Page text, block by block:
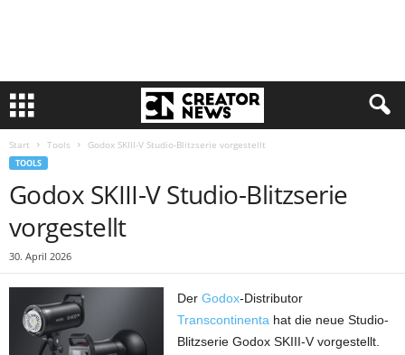
Start Tools Godox SKIII-V Studio-Blitzserie vorgestellt
TOOLS
Godox SKIII-V Studio-Blitzserie
vorgestellt
30. April 2026
DerGodox-Distributor
Transcontinenta hat die neue Studio-
Blitzserie Godox SKIII-V vorgestellt.